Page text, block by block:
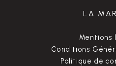
LA
Mentions
Conditions
Politique de